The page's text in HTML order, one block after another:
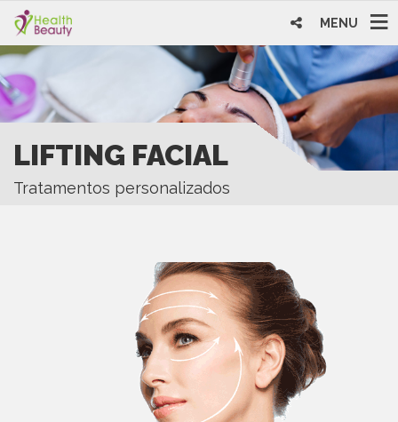
MENU
LIFTING FACIAL
Tratamentos personalizados